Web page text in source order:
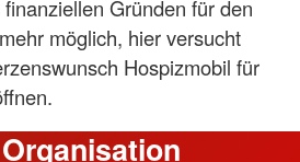
Gründen für den
möglich, hier versucht
Hospizmobil für